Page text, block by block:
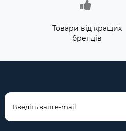
Товари від кращих
брендів